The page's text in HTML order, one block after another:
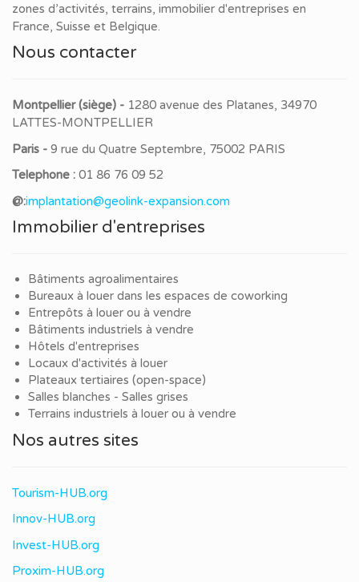
zones d’activités, terrains, immobilier d'entreprises en
France, Suisse et Belgique.
Nous contacter
Montpellier (siège) - 1280 avenue des Platanes, 34970
LATTES-MONTPELLIER
Paris - 9 rue du Quatre Septembre, 75002 PARIS
Telephone : 01 86 76 09 52
@:implantation@geolink-expansion.com
Immobilier d'entreprises
Bâtiments agroalimentaires
Bureaux à louer dans les espaces de coworking
Entrepôts à louer ou à vendre
Bâtiments industriels à vendre
Hôtels d'entreprises
Locaux d'activités à louer
Plateaux tertiaires (open-space)
Salles blanches - Salles grises
Terrains industriels à louer ou à vendre
Nos autres sites
Tourism-HUB.org
Innov-HUB.org
Invest-HUB.org
Proxim-HUB.org